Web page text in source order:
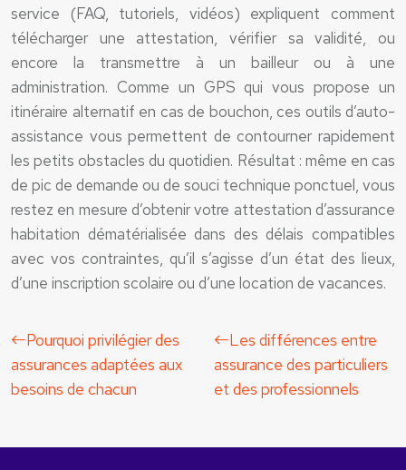
service (FAQ, tutoriels, vidéos) expliquent comment
télécharger une attestation, vérifier sa validité, ou
encore la transmettre à un bailleur ou à une
administration. Comme un GPS qui vous propose un
itinéraire alternatif en cas de bouchon, ces outils d’auto-
assistance vous permettent de contourner rapidement
les petits obstacles du quotidien. Résultat : même en cas
de pic de demande ou de souci technique ponctuel, vous
restez en mesure d’obtenir votre attestation d’assurance
habitation dématérialisée dans des délais compatibles
avec vos contraintes, qu’il s’agisse d’un état des lieux,
d’une inscription scolaire ou d’une location de vacances.
Pourquoi privilégier des
assurances adaptées aux
besoins de chacun
Les différences entre
assurance des particuliers
et des professionnels